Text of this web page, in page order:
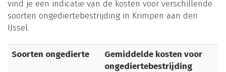
vind je een indicatie van de kosten voor verschillende
soorten ongediertebestrijding in Krimpen aan den
IJssel.
Soorten ongedierte
Gemiddelde kosten voor
ongediertebestrijding